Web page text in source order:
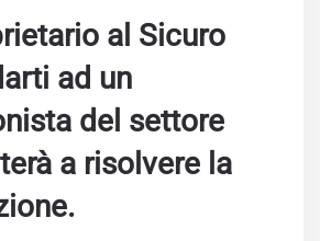
al Sicuro
ad un
del settore
a risolvere la